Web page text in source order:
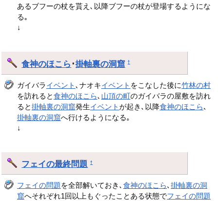
あるブフーの杖を貰え､以降ブフーの杖が登場するようにな
る｡
↓
食神のほこら ･掛軸裏の洞窟 †
ガイバライベント ､ナオキイベント をこなした後に竹林の村
を訪れると食神のほこら､ 山頂の町のガイバラの屋敷を訪れ
ると掛軸裏の洞窟発生イベント が起き､以降食神のほこら､
掛軸裏の洞窟へ行けるようになる｡
↓
フェイの最終問題 †
フェイの問題 を全部解いておき､食神のほこら､掛軸裏の洞
窟へそれぞれ1回以上もぐったことある状態でフェイの問題